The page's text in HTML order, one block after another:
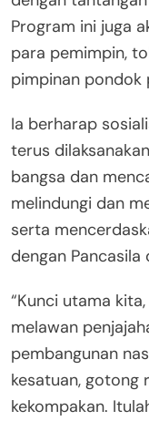
Program ini juga
para pemimpin,
pimpinan pondok
Ia berharap
terus
bangsa dan
melindungi dan
serta
dengan Pancasila
“Kunci utama
melawan
pembangunan
kesatuan, gotong
kekompakan.